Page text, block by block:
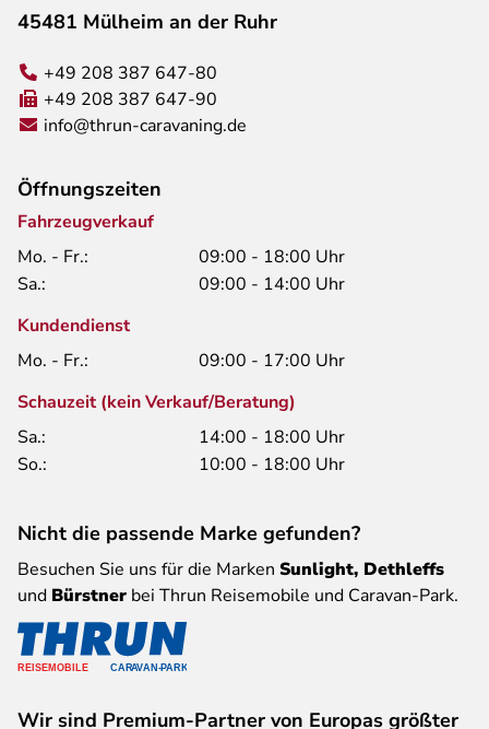
45481 Mülheim an der Ruhr
+49 208 387 647-80
+49 208 387 647-90
info@thrun-caravaning.de
Öffnungszeiten
Fahrzeugverkauf
Mo. - Fr.:
09:00 - 18:00 Uhr
Sa.:
09:00 - 14:00 Uhr
Kundendienst
Mo. - Fr.:
09:00 - 17:00 Uhr
Schauzeit (kein Verkauf/Beratung)
Sa.:
14:00 - 18:00 Uhr
So.:
10:00 - 18:00 Uhr
Nicht die passende Marke gefunden?
Besuchen Sie uns für die Marken Sunlight, Dethleffs
und Bürstner bei Thrun Reisemobile und Caravan-Park.
Wir sind Premium-Partner von Europas größter